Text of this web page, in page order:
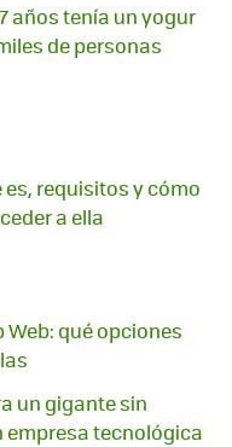
años tenía un yogur
de personas
es, requisitos y cómo
a ella
qué opciones
un gigante sin
empresa tecnológica